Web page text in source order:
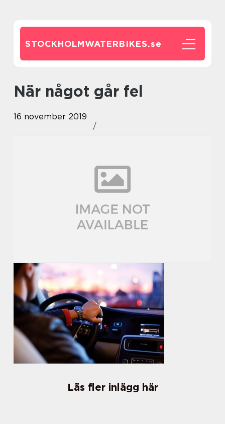
STOCKHOLMWATERBIKES.se
När något går fel
16 november 2019
Läs fler inlägg här